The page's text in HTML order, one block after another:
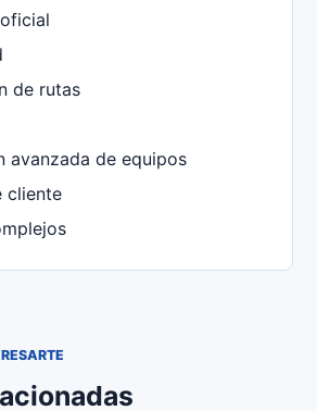
de rutas
avanzada de equipos
cliente